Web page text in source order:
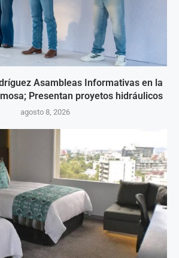
Asambleas Informativas en la
Presentan proyetos hidráulicos
agosto 8, 2026